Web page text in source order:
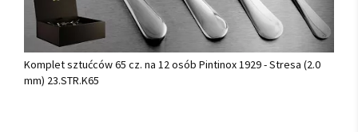
Komplet sztućców 65 cz. na 12 osób Pintinox 1929 - Stresa (2.0
mm) 23.STR.K65